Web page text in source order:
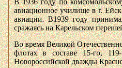
В 1936 году по
авиационное училище в г.
авиации. В1939 году
сражаясь на Карельском
Во время Великой
флотах в составе 15-го,
Новороссийской дважды